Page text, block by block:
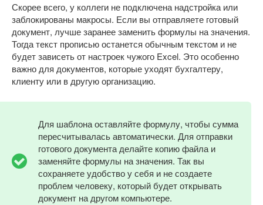
Скорее всего, у коллеги не подключена надстройка или
заблокированы макросы. Если вы отправляете готовый
документ, лучше заранее заменить формулы на значения.
Тогда текст прописью останется обычным текстом и не
будет зависеть от настроек чужого Excel. Это особенно
важно для документов, которые уходят бухгалтеру,
клиенту или в другую организацию.
Для шаблона оставляйте формулу, чтобы сумма
пересчитывалась автоматически. Для отправки
готового документа делайте копию файла и
заменяйте формулы на значения. Так вы
сохраняете удобство у себя и не создаете
проблем человеку, который будет открывать
документ на другом компьютере.